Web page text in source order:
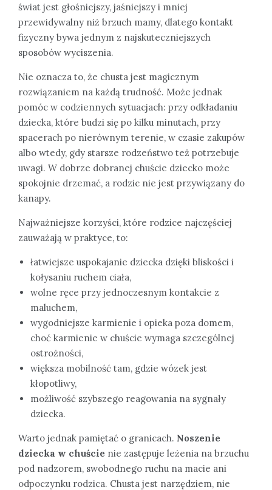
świat jest głośniejszy, jaśniejszy i mniej
przewidywalny niż brzuch mamy, dlatego kontakt
fizyczny bywa jednym z najskuteczniejszych
sposobów wyciszenia.
Nie oznacza to, że chusta jest magicznym
rozwiązaniem na każdą trudność. Może jednak
pomóc w codziennych sytuacjach: przy odkładaniu
dziecka, które budzi się po kilku minutach, przy
spacerach po nierównym terenie, w czasie zakupów
albo wtedy, gdy starsze rodzeństwo też potrzebuje
uwagi. W dobrze dobranej chuście dziecko może
spokojnie drzemać, a rodzic nie jest przywiązany do
kanapy.
Najważniejsze korzyści, które rodzice najczęściej
zauważają w praktyce, to:
łatwiejsze uspokajanie dziecka dzięki bliskości i
kołysaniu ruchem ciała,
wolne ręce przy jednoczesnym kontakcie z
maluchem,
wygodniejsze karmienie i opieka poza domem,
choć karmienie w chuście wymaga szczególnej
ostrożności,
większa mobilność tam, gdzie wózek jest
kłopotliwy,
możliwość szybszego reagowania na sygnały
dziecka.
Warto jednak pamiętać o granicach. Noszenie
dziecka w chuście nie zastępuje leżenia na brzuchu
pod nadzorem, swobodnego ruchu na macie ani
odpoczynku rodzica. Chusta jest narzędziem, nie